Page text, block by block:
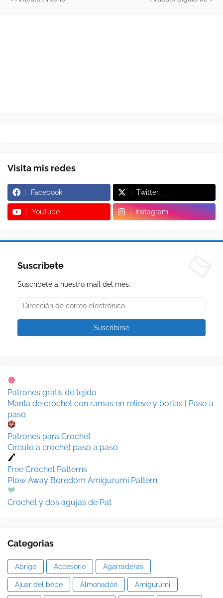
Visita mis redes
Facebook Twitter
YouTube Instagram
Suscríbete
Suscríbete a nuestro mail del mes.
Patrones gratis de tejido
Manta de crochet con ramas en relieve y borlas | Paso a
paso
Patrones para Crochet
Círculo a crochet paso a paso
Free Crochet Patterns
Plow Away Boredom Amigurumi Pattern
Crochet y dos agujas de Pat
Categorias
Abrigo Accesorio Agarraderas
Ajuar del bebe Almohadón Amigurumi